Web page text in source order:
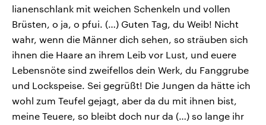
lianenschlank mit weichen Schenkeln und vollen
Brüsten, o ja, o pfui. (…) Guten Tag, du Weib! Nicht
wahr, wenn die Männer dich sehen, so sträuben sich
ihnen die Haare an ihrem Leib vor Lust, und euere
Lebensnöte sind zweifellos dein Werk, du Fanggrube
und Lockspeise. Sei gegrüßt! Die Jungen da hätte ich
wohl zum Teufel gejagt, aber da du mit ihnen bist,
meine Teuere, so bleibt doch nur da (…) so lange ihr